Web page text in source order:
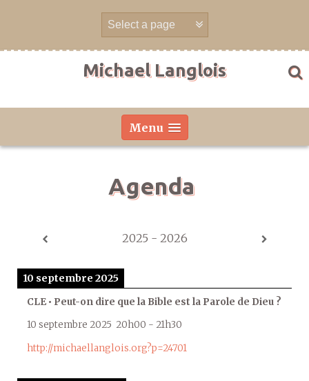
Michael Langlois
Menu
Agenda
2025 - 2026
10 septembre 2025
CLE • Peut-on dire que la Bible est la Parole de Dieu ?
10 septembre 2025 20h00 - 21h30
http://michaellanglois.org?p=24701